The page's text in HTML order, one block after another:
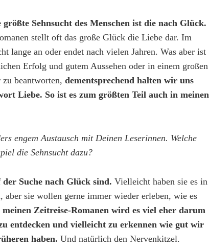
Sehnsucht des Menschen ist die nach Glück.
stellt oft das große Glück die Liebe dar. Im
lange an oder endet nach vielen Jahren. Was aber ist
Erfolg und gutem Aussehen oder in einem großen
beantworten, dementsprechend halten wir uns
Liebe. So ist es zum größten Teil auch in meinen
engem Austausch mit Deinen Leserinnen. Welche
die Sehnsucht dazu?
Suche nach Glück sind. Vielleicht haben sie es in
sie wollen gerne immer wieder erleben, wie es
meinen Zeitreise-Romanen wird es viel eher darum
entdecken und vielleicht zu erkennen wie gut wir
haben. Und natürlich den Nervenkitzel.